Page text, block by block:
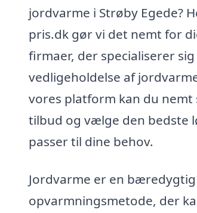
jordvarme i Strøby Egede?
pris.dk gør vi det nemt for
firmaer, der specialiserer
vedligeholdelse af
vores platform kan du nemt
tilbud og vælge den bedste
passer til dine behov.
Jordvarme er en
opvarmningsmetode, der